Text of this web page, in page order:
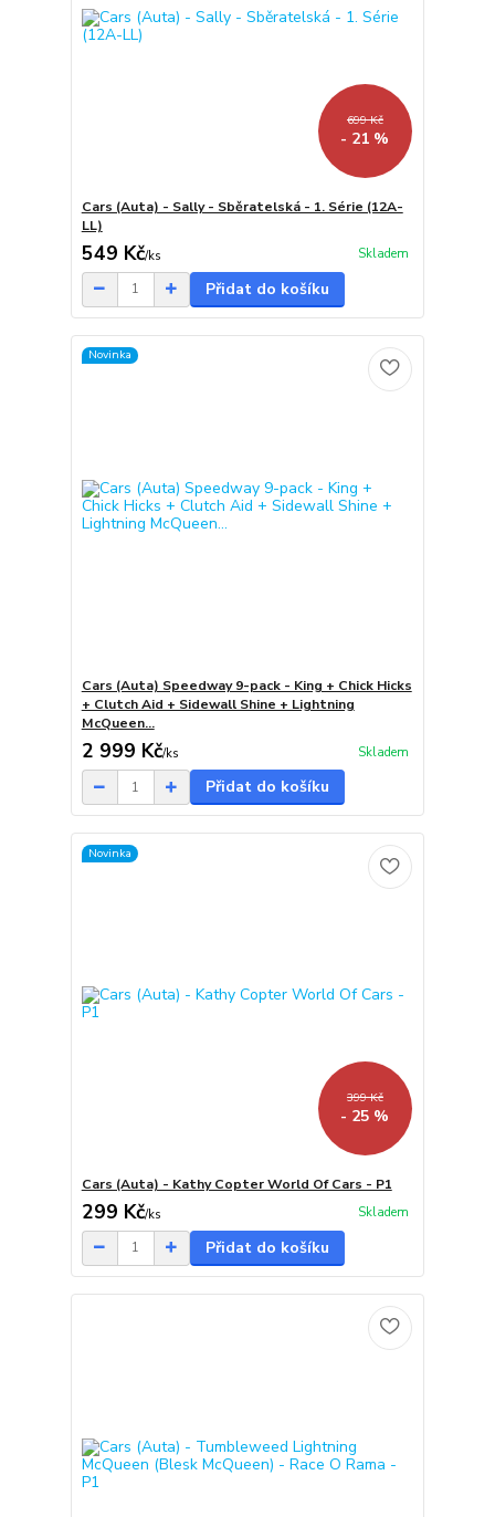
699 Kč
- 21 %
Cars (Auta) - Sally - Sběratelská - 1. Série (12A-
LL)
549 Kč/ks Skladem
Přidat do košíku
Novinka
Cars (Auta) Speedway 9-pack - King + Chick Hicks
+ Clutch Aid + Sidewall Shine + Lightning
McQueen...
2 999 Kč/ks Skladem
Přidat do košíku
Novinka
399 Kč
- 25 %
Cars (Auta) - Kathy Copter World Of Cars - P1
299 Kč/ks Skladem
Přidat do košíku